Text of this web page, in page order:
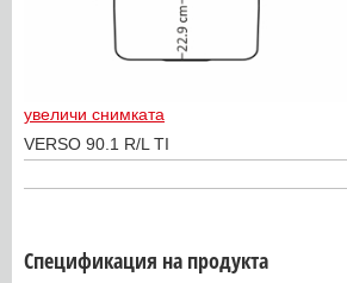
увеличи снимката
VERSO 90.1 R/L TI
Спецификация на продукта